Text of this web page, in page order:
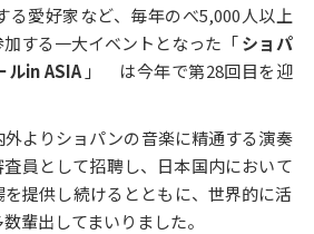
る愛好家など、毎年のべ5,000人以上
加する一大イベントとなった「ショパ
ルin ASIA 」 は今年で第28回目を迎
よりショパンの音楽に精通する演奏
員として招聘し、日本国内において
提供し続けるとともに、世界的に活
輩出してまいりました。